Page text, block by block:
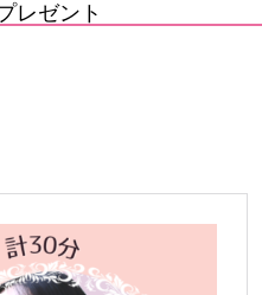
レゼント